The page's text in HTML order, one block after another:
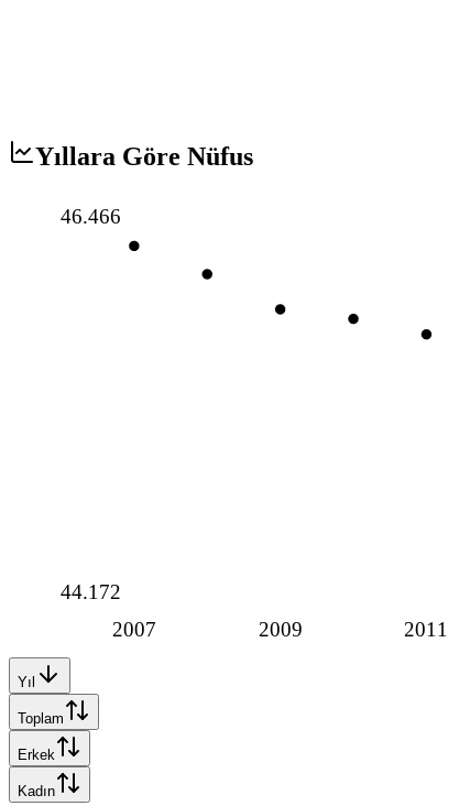
Yıllara Göre Nüfus
2007 2009 2011
46.466
44.172
Yıl
Toplam
Erkek
Kadın